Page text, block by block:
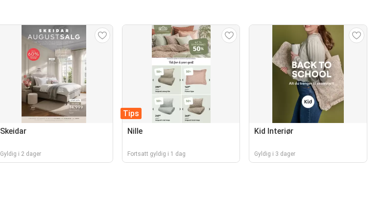
Skeidar
Gyldig i 2 dager
Tips
Nille
Fortsatt gyldig i 1 dag
Kid Interiør
Gyldig i 3 dager